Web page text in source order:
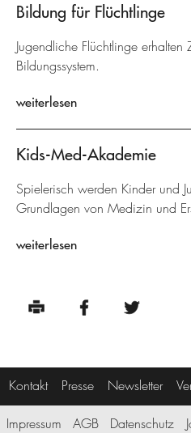
Bildung für Flüchtlinge
Jugendliche Flüchtlinge
Bildungssystem.
weiterlesen
Kids-Med-Akademie
Spielerisch werden Kinder und
Grundlagen von Medizin und
weiterlesen
Kontakt Presse Newsletter
Impressum AGB Datenschutz